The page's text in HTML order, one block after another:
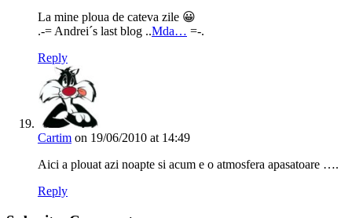
La mine ploua de cateva zile 😀
.-= Andrei´s last blog ..Mda… =-.
Reply
Cartim on 19/06/2010 at 14:49
Aici a plouat azi noapte si acum e o atmosfera apasatoare ….
Reply